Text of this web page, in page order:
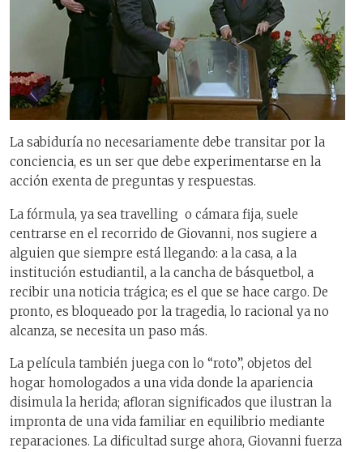
La sabiduría no necesariamente debe transitar por la
conciencia, es un ser que debe experimentarse en la
acción exenta de preguntas y respuestas.
La fórmula, ya sea travelling o cámara fija, suele
centrarse en el recorrido de Giovanni, nos sugiere a
alguien que siempre está llegando: a la casa, a la
institución estudiantil, a la cancha de básquetbol, a
recibir una noticia trágica; es el que se hace cargo. De
pronto, es bloqueado por la tragedia, lo racional ya no
alcanza, se necesita un paso más.
La película también juega con lo “roto”, objetos del
hogar homologados a una vida donde la apariencia
disimula la herida; afloran significados que ilustran la
impronta de una vida familiar en equilibrio mediante
reparaciones. La dificultad surge ahora, Giovanni fuerza